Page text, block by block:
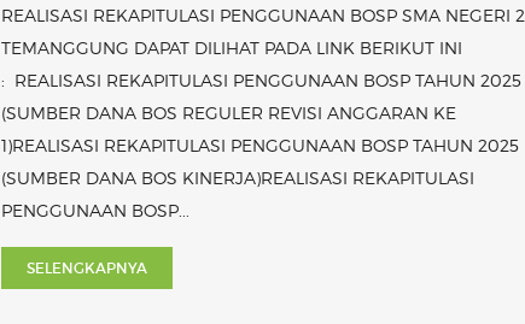
REALISASI REKAPITULASI PENGGUNAAN BOSP SMA NEGERI 2
TEMANGGUNG DAPAT DILIHAT PADA LINK BERIKUT INI
: REALISASI REKAPITULASI PENGGUNAAN BOSP TAHUN 2025
(SUMBER DANA BOS REGULER REVISI ANGGARAN KE
1)REALISASI REKAPITULASI PENGGUNAAN BOSP TAHUN 2025
(SUMBER DANA BOS KINERJA)REALISASI REKAPITULASI
PENGGUNAAN BOSP...
SELENGKAPNYA